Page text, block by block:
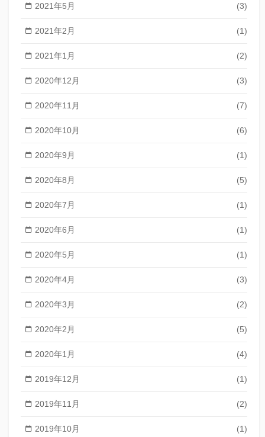
2021年5月 (3)
2021年2月 (1)
2021年1月 (2)
2020年12月 (3)
2020年11月 (7)
2020年10月 (6)
2020年9月 (1)
2020年8月 (5)
2020年7月 (1)
2020年6月 (1)
2020年5月 (1)
2020年4月 (3)
2020年3月 (2)
2020年2月 (5)
2020年1月 (4)
2019年12月 (1)
2019年11月 (2)
2019年10月 (1)